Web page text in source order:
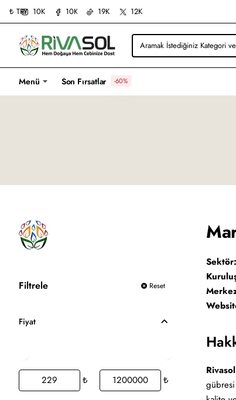
10K 10K 19K 12K
₺ TRY
Aramak
İstediğiniz
Kategori
Yazın...
Menü Son Fırsatlar -60%
Filtrele Reset
Fiyat
₺ ₺
Sektör:
Rivasol